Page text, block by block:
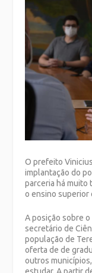
O prefeito
implantação do
parceria há muito
o ensino superior
A posição sobre
secretário de
população de
oferta de de
outros